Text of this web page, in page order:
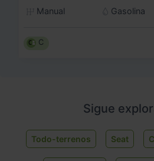
Manual
Gasolina
C
Sigue
Todo-terrenos Seat